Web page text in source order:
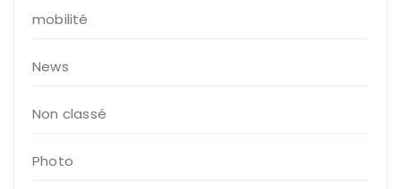
mobilité
News
Non classé
Photo